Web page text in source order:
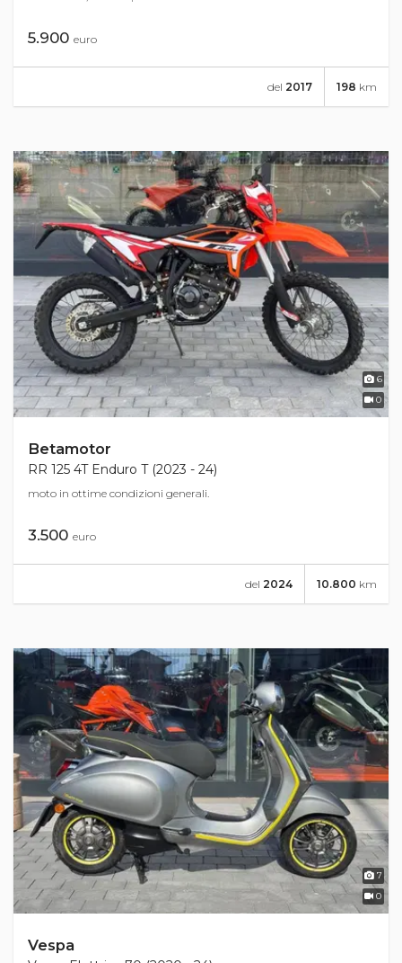
5.900 euro
198 km
del 2017
6
0
Betamotor
RR 125 4T Enduro T (2023 - 24)
moto in ottime condizioni generali.
3.500 euro
10.800 km
del 2024
7
0
Vespa